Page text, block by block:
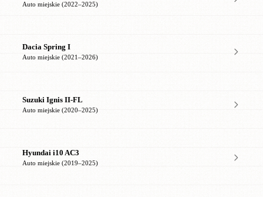
Auto miejskie (2022–2025)
Dacia Spring I
Auto miejskie (2021–2026)
Suzuki Ignis II-FL
Auto miejskie (2020–2025)
Hyundai i10 AC3
Auto miejskie (2019–2025)